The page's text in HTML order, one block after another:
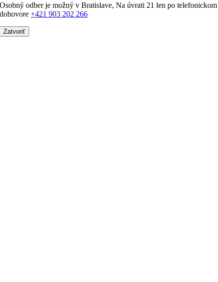
Osobný odber je možný v Bratislave, Na úvrati 21 len po telefonickom
dohovore+421 903 202 266
Zatvoriť